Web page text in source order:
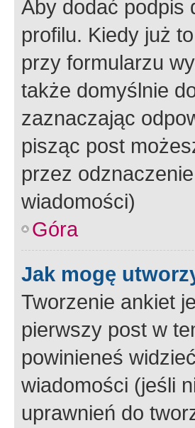
Aby dodać podpis
profilu. Kiedy już
przy formularzu
także domyślnie
zaznaczając
pisząc post
przez
wiadomości)
Góra
Jak mogę
Tworzenie ankiet
pierwszy post w
powinieneś
wiadomości (jeśli
uprawnień do